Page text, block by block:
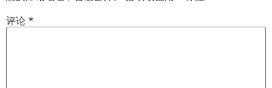
评论 *